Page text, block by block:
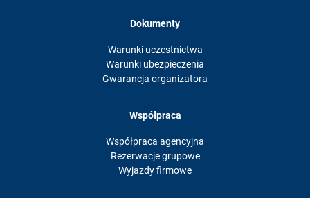
Dokumenty
Warunki uczestnictwa
Warunki ubezpieczenia
Gwarancja organizatora
Współpraca
Współpraca agencyjna
Rezerwacje grupowe
Wyjazdy firmowe